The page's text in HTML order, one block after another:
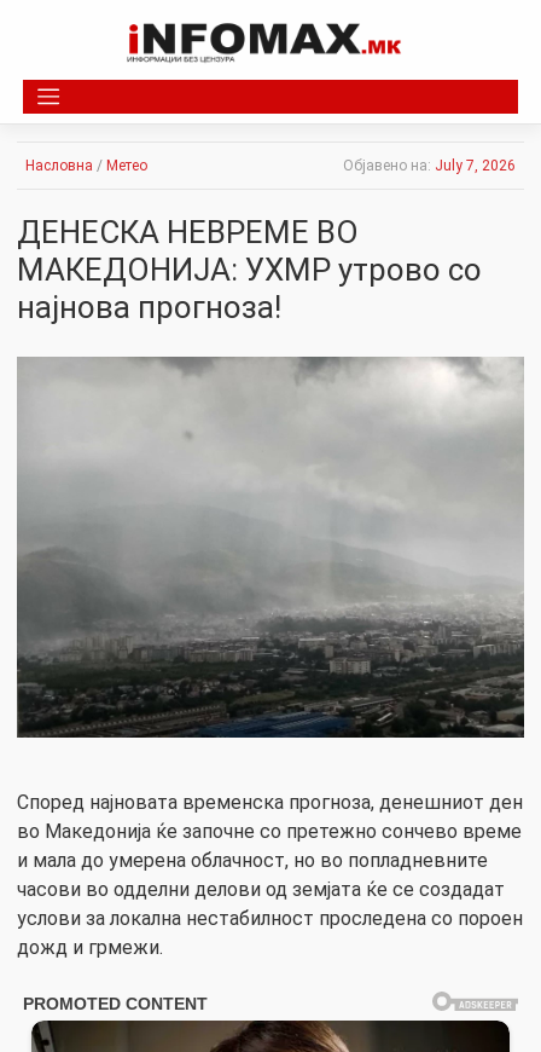
Насловна / Метео Објавено на: July 7, 2026
ДЕНЕСКА НЕВРЕМЕ ВО
МАКЕДОНИЈА: УХМР утрово со
најнова прогноза!
Според најновата временска прогноза, денешниот ден
во Македонија ќе започне со претежно сончево време
и мала до умерена облачност, но во попладневните
часови во одделни делови од земјата ќе се создадат
услови за локална нестабилност проследена со пороен
дожд и грмежи.